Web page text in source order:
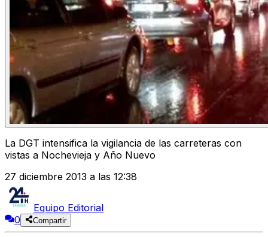
La DGT intensifica la vigilancia de las carreteras con
vistas a Nochevieja y Año Nuevo
27 diciembre 2013 a las 12:38
Equipo Editorial
0
Compartir